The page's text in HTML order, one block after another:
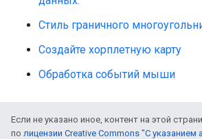
Стиль граничного
Создайте хорплетную карту
Обработка событий мыши
Если не указано иное, контент на этой
по лицензии Creative Commons "С указанием